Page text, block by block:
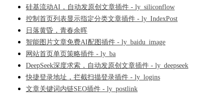
硅基流动AI，自动发原创文章插件 - ly_siliconflow
控制首页列表显示指定分类文章插件 - ly_IndexPost
日落黄昏，青春余晖
智能图片文章免费AI配图插件 - ly_baidu_image
网站首页单页策略插件 - ly_ba
DeepSeek深度求索，自动发原创文章插件 - ly_deepseek
快捷登录地址，拦截扫描登录插件 - ly_logins
文章关键词内链SEO插件 - ly_postlink